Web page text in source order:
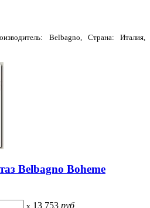
Belbagno, Страна: Италия,
Belbagno Boheme
x 13 753 руб